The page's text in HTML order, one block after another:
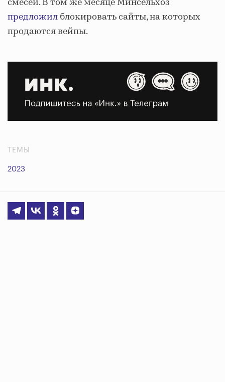
предложилблокировать сайты, на которых
продаются вейпы.
ТЕМЫ
2023